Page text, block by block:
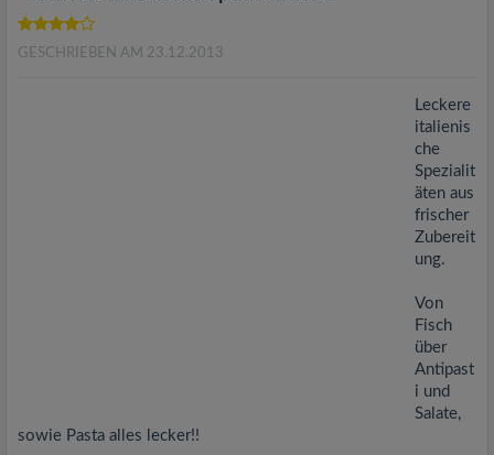
GESCHRIEBEN AM 23.12.2013
Leckere
italienis
che
Spezialit
äten aus
frischer
Zubereit
ung.
Von
Fisch
über
Antipast
i und
Salate,
sowie Pasta alles lecker!!
a
t